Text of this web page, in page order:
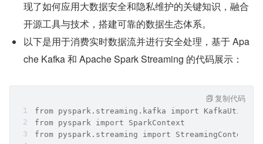
现了如何应用大数据安全和隐私维护的关键知识，融合
开源工具与技术，搭建可靠的数据生态体系。
以下是用于消费实时数据流并进行安全处理，基于 Apa
che Kafka 和 Apache Spark Streaming 的代码展示：
from pyspark.streaming.kafka import KafkaUtils
from pyspark import SparkContext
from pyspark.streaming import StreamingContext
复制代码